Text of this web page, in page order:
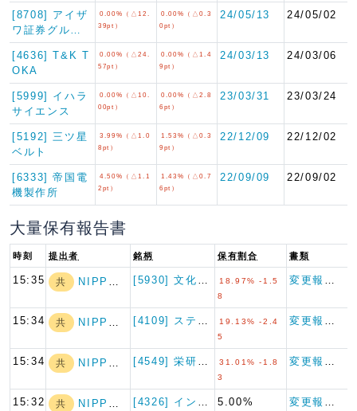
[8708] アイザ
ワ証券グル…
0.00%（△12.
39pt）
0.00%（△0.3
0pt）
24/05/13 24/05/02
[4636] T&K T
OKA
0.00%（△24.
57pt）
0.00%（△1.4
9pt）
24/03/13 24/03/06
[5999] イハラ
サイエンス
0.00%（△10.
00pt）
0.00%（△2.8
6pt）
23/03/31 23/03/24
[5192] 三ツ星
ベルト
3.99%（△1.0
8pt）
1.53%（△0.3
9pt）
22/12/09 22/12/02
[6333] 帝国電
機製作所
4.50%（△1.1
2pt）
1.43%（△0.7
6pt）
22/09/09 22/09/02
大量保有報告書
時刻 提出者 銘柄 保有割合 書類
15:35 共 NIPPON A…
18.97% -1.5
8
15:34 共 NIPPON A…
19.13% -2.4
5
15:34 共 NIPPON A…
31.01% -1.8
3
15:32 共 NIPPON A… 5.00%